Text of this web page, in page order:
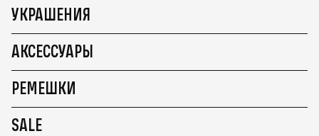
УКРАШЕНИЯ
АКСЕССУАРЫ
РЕМЕШКИ
SALE